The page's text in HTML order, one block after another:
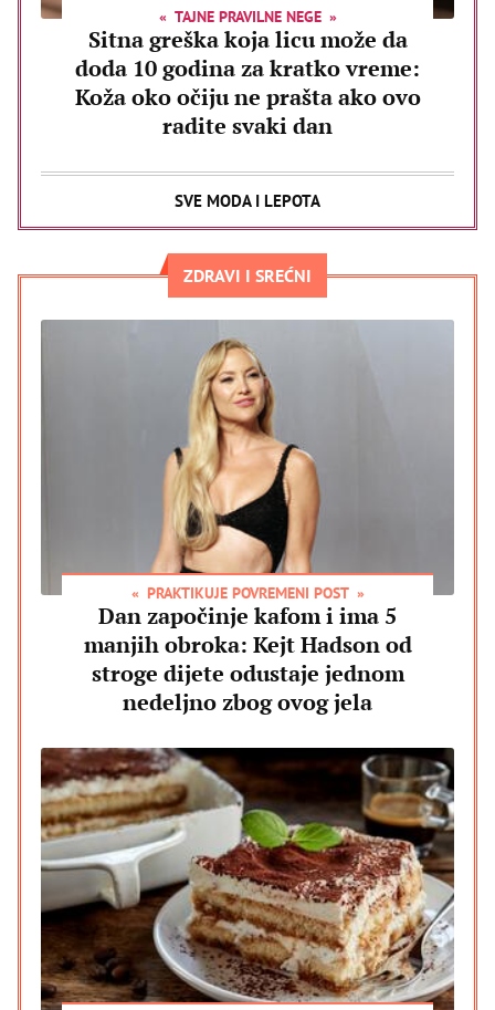
TAJNE PRAVILNE NEGE
Sitna greška koja licu može da
doda 10 godina za kratko vreme:
Koža oko očiju ne prašta ako ovo
radite svaki dan
SVE MODA I LEPOTA
ZDRAVI I SREĆNI
PRAKTIKUJE POVREMENI POST
Dan započinje kafom i ima 5
manjih obroka: Kejt Hadson od
stroge dijete odustaje jednom
nedeljno zbog ovog jela